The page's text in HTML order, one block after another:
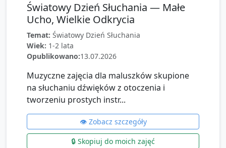
Światowy Dzień Słuchania — Małe
Ucho, Wielkie Odkrycia
Temat: Światowy Dzień Słuchania
Wiek: 1-2 lata
Opublikowano:13.07.2026
Muzyczne zajęcia dla maluszków skupione
na słuchaniu dźwięków z otoczenia i
tworzeniu prostych instr...
👁️ Zobacz szczegóły
🔒 Skopiuj do moich zajęć